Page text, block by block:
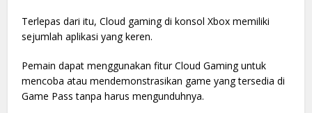
Terlepas dari itu, Cloud gaming di konsol Xbox memiliki
sejumlah aplikasi yang keren.
Pemain dapat menggunakan fitur Cloud Gaming untuk
mencoba atau mendemonstrasikan game yang tersedia di
Game Pass tanpa harus mengunduhnya.